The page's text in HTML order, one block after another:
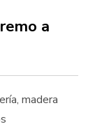
a
madera